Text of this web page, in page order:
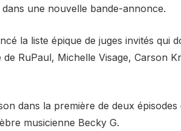
une nouvelle bande-annonce.
la liste épique de juges invités qui
RuPaul, Michelle Visage, Carson
dans la première de deux
musicienne Becky G.